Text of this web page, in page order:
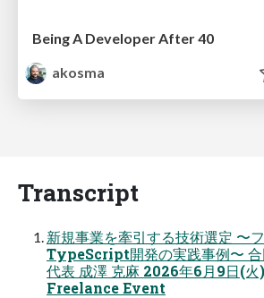
Being A Developer After 40
akosma
Transcript
新規事業を牽引する技術選定 〜
TypeScript開発の実践事例〜
代表 成澤 克麻 2026年6月9日(
Freelance Event